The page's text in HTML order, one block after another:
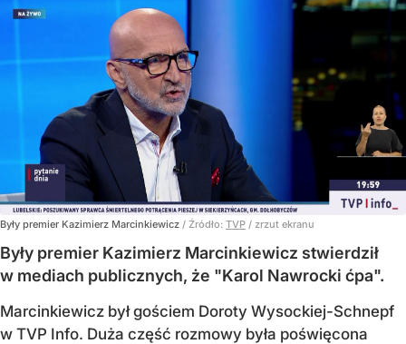
Były premier Kazimierz Marcinkiewicz / Źródło: TVP / zrzut ekranu
Były premier Kazimierz Marcinkiewicz stwierdził
w mediach publicznych, że "Karol Nawrocki ćpa".
Marcinkiewicz był gościem Doroty Wysockiej-Schnepf
w TVP Info. Duża część rozmowy była poświęcona